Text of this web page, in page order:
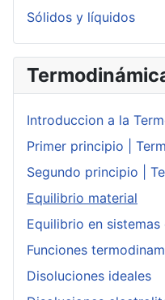
Sólidos y líquidos
Introduccion a la
Primer principio |
Segundo principio |
Equilibrio material
Equilibrio en
Funciones
Disoluciones ideales